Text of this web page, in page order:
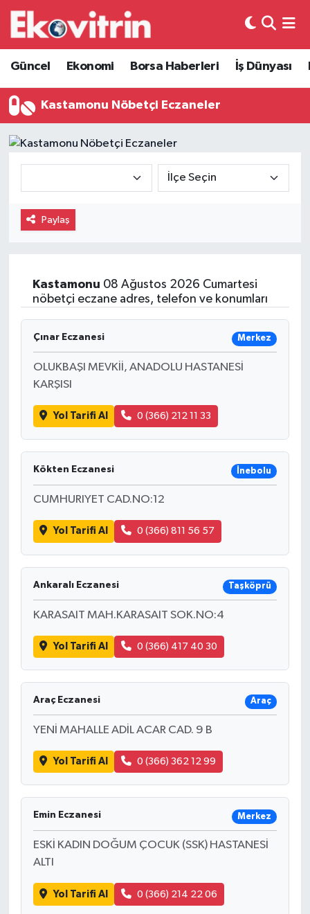
Güncel Ekonomi Borsa Haberleri İş Dünyası
Kastamonu Nöbetçi Eczaneler
Paylaş
Kastamonu 08 Ağustos 2026 Cumartesi
nöbetçi eczane adres, telefon ve konumları
Çınar Eczanesi Merkez
OLUKBAŞI MEVKİİ, ANADOLU HASTANESİ
KARŞISI
Yol Tarifi Al 0 (366) 212 11 33
Kökten Eczanesi İnebolu
CUMHURIYET CAD.NO:12
Yol Tarifi Al 0 (366) 811 56 57
Ankaralı Eczanesi Taşköprü
KARASAIT MAH.KARASAIT SOK.NO:4
Yol Tarifi Al 0 (366) 417 40 30
Araç Eczanesi Araç
YENİ MAHALLE ADİL ACAR CAD. 9 B
Yol Tarifi Al 0 (366) 362 12 99
Emin Eczanesi Merkez
ESKİ KADIN DOĞUM ÇOCUK (SSK) HASTANESİ
ALTI
Yol Tarifi Al 0 (366) 214 22 06
Güncel
Ekonomi
Borsa Haberleri
Lojistik
Otovitrin
Magazin
Gayrimenkul
Spor
Eğitim
Hava Durumu
Trafik Durumu
Süper Lig Puan Durumu ve Fikstür
Son Dakika Haberleri
Haber Arşivi